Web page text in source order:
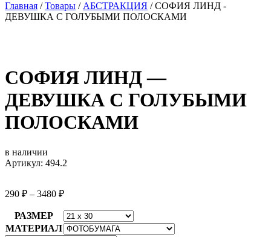
Главная /Товары / АБСТРАКЦИЯ /СОФИЯ ЛИНД -
ДЕВУШКА С ГОЛУБЫМИ ПОЛОСКАМИ
СОФИЯ ЛИНД —
ДЕВУШКА С ГОЛУБЫМИ
ПОЛОСКАМИ
в наличии
Артикул: 494.2
290 ₽ – 3480 ₽
РАЗМЕР
МАТЕРИАЛ